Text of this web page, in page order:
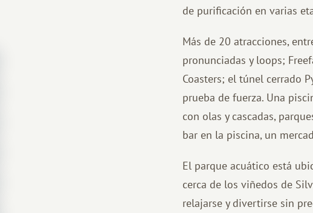
de purificación en varias
Más de 20 atracciones,
pronunciadas y loops;
Coasters; el túnel cerrado
prueba de fuerza. Una
con olas y cascadas,
bar en la piscina, un
El parque acuático está
cerca de los viñedos de
relajarse y divertirse sin